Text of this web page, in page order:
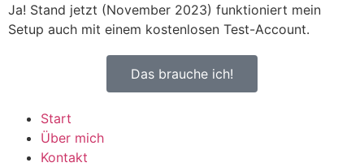
Ja! Stand jetzt (November 2023) funktioniert mein
Setup auch mit einem kostenlosen Test-Account.
Das brauche ich!
Start
Über mich
Kontakt